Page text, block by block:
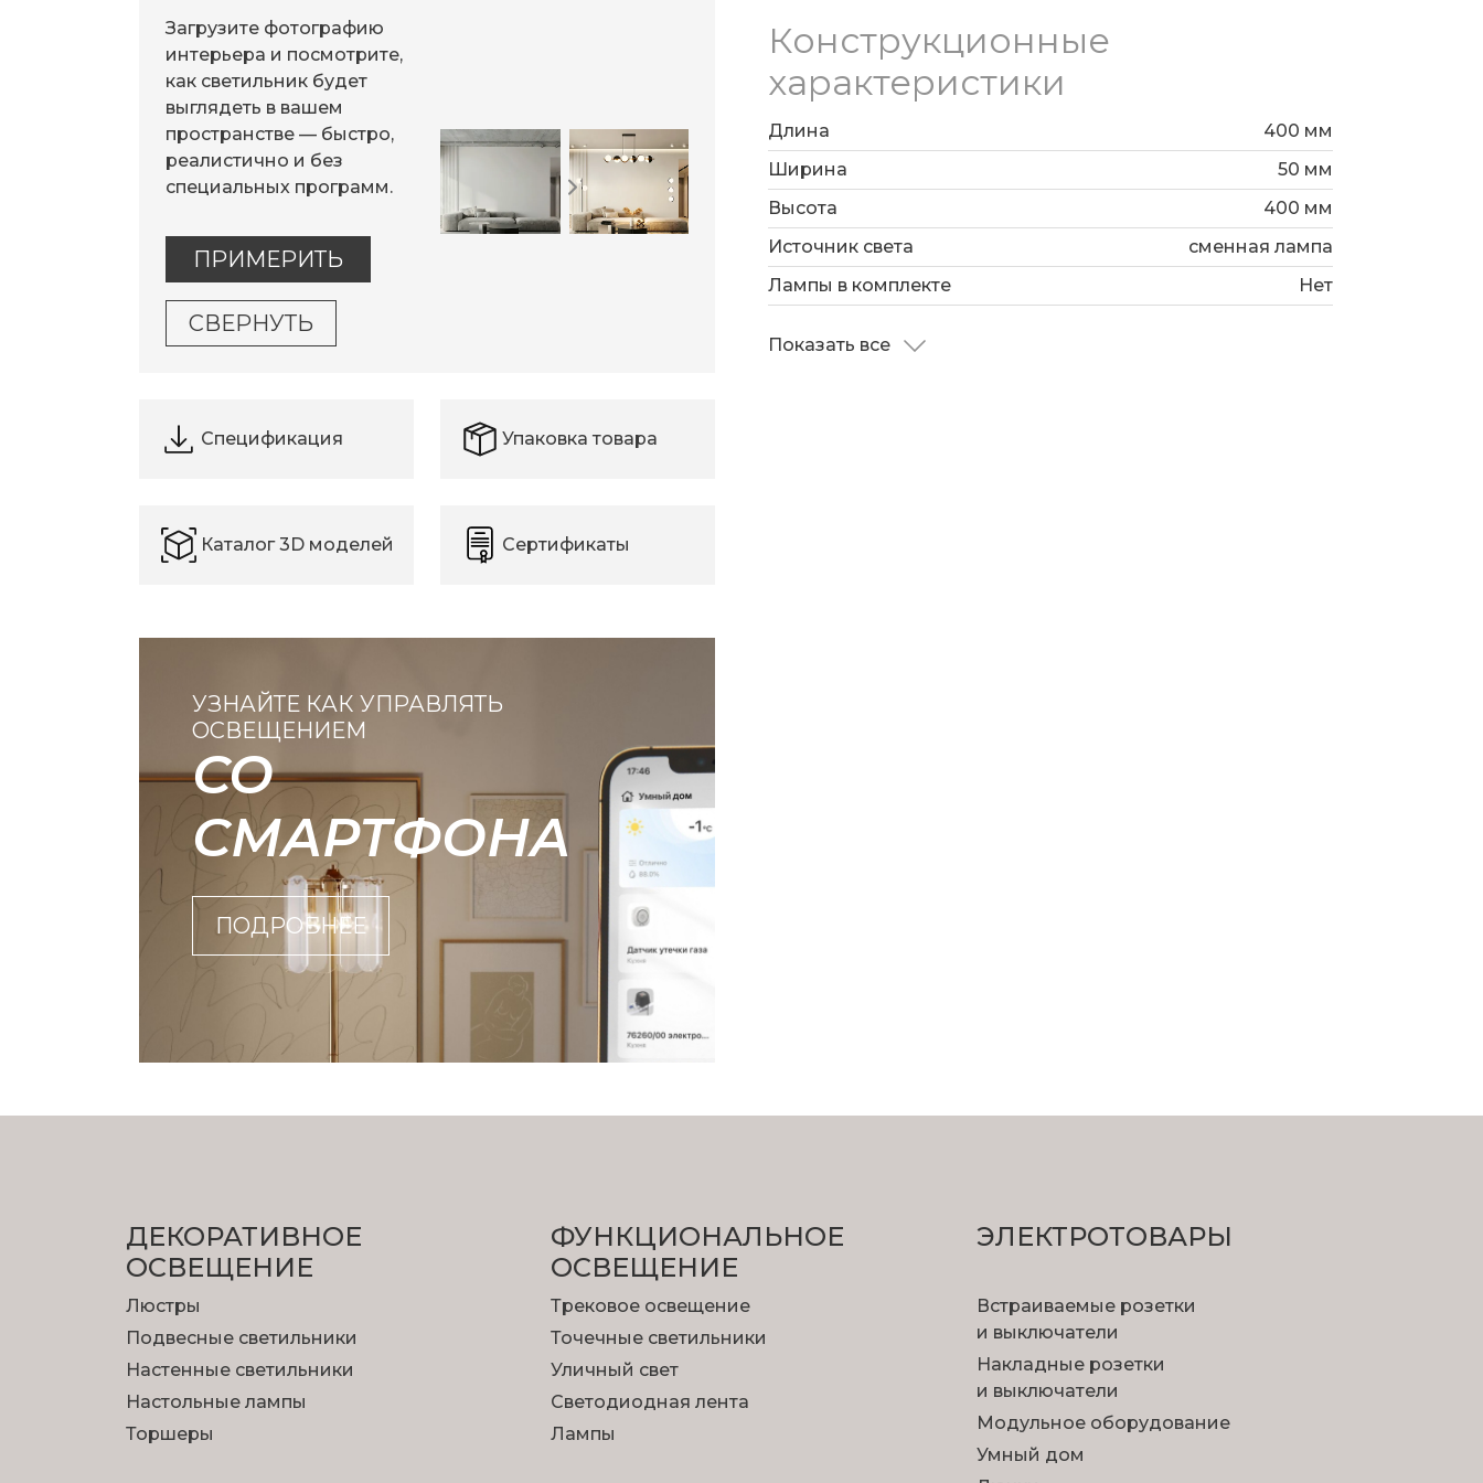
Загрузите фотографию
интерьера и посмотрите,
как светильник будет
выглядеть в вашем
пространстве — быстро,
реалистично и без
специальных программ.
ПРИМЕРИТЬ
СВЕРНУТЬ
Спецификация Упаковка товара
Каталог 3D моделей Сертификаты
УЗНАЙТЕ КАК УПРАВЛЯТЬ
ОСВЕЩЕНИЕМ
СО
СМАРТФОНА
ПОДРОБНЕЕ
Конструкционные
характеристики
Длина
400 мм
Ширина
50 мм
Высота
400 мм
Источник света
сменная лампа
Лампы в комплекте
Нет
Показать все
ДЕКОРАТИВНОЕ
ОСВЕЩЕНИЕ
Люстры
Подвесные светильники
Настенные светильники
Настольные лампы
Торшеры
ФУНКЦИОНА­ЛЬНОЕ
ОСВЕЩЕНИЕ
Трековое освещение
Точечные светильники
Уличный свет
Светодиодная лента
Лампы
ЭЛЕКТРОТОВАРЫ
Встраиваемые розетки
и выключатели
Накладные розетки
и выключатели
Модульное оборудование
Умный дом